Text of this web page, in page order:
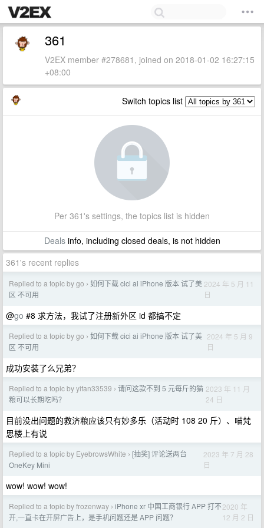
361
V2EX member #278681, joined on 2018-01-02 16:27:15
+08:00
Switch topics list
Per 361's settings, the topics list is hidden
Dealsinfo, including closed deals, is not hidden
361's recent replies
Replied to a topic by go › 如何下载 cici ai iPhone 版本 试了美
区 不可用
2024 年 5 月 11
日
@go #8 求方法，我试了注册新外区 id 都搞不定
Replied to a topic by go › 如何下载 cici ai iPhone 版本 试了美
区 不可用
2024 年 5 月 9
日
成功安装了么兄弟？
Replied to a topic by yifan33539 › 请问这款不到 5 元每斤的猫
粮可以长期吃吗？
2023 年 11 月
24 日
目前没出问题的救济粮应该只有妙多乐（活动时 108 20 斤）、喵梵
思楼上有说
Replied to a topic by EyebrowsWhite › [抽奖] 评论送两台
OneKey Mini
2023 年 7 月 28
日
wow! wow! wow!
Replied to a topic by frozenway › iPhone xr 中国工商银行 APP 打不
开,一直卡在开屏广告上，是手机问题还是 APP 问题？
2020 年
12 月 2 日